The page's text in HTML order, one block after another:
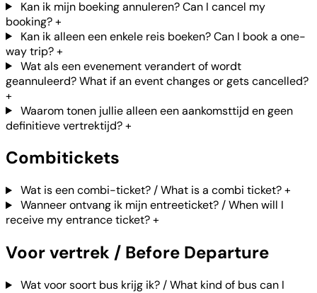
Kan ik mijn boeking annuleren? Can I cancel my
booking?+
Kan ik alleen een enkele reis boeken? Can I book a one-
way trip?+
Wat als een evenement verandert of wordt
geannuleerd? What if an event changes or gets cancelled?
+
Waarom tonen jullie alleen een aankomsttijd en geen
definitieve vertrektijd?+
Combitickets
Wat is een combi-ticket? / What is a combi ticket?+
Wanneer ontvang ik mijn entreeticket? / When will I
receive my entrance ticket?+
Voor vertrek / Before Departure
Wat voor soort bus krijg ik? / What kind of bus can I